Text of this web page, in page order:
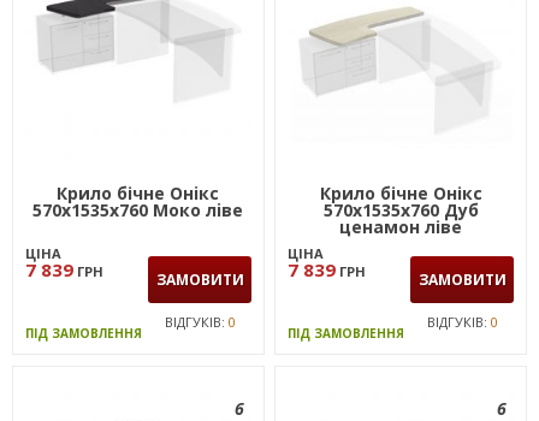
Крило бічне Онiкс
570х1535х760 Моко лiве
ЦІНА
7 839 ГРН ЗАМОВИТИ
ПІД ЗАМОВЛЕННЯ
ВІДГУКІВ: 0
Крило бічне Онікс
570х1535х760 Дуб
ценамон ліве
ЦІНА
7 839 ГРН ЗАМОВИТИ
ПІД ЗАМОВЛЕННЯ
ВІДГУКІВ: 0
6 6